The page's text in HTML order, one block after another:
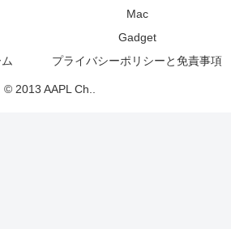
Mac
Gadget
プライバシーポリシーと免責事項
© 2013 AAPL Ch..